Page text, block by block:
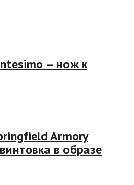
– нож к
Armory
в образе